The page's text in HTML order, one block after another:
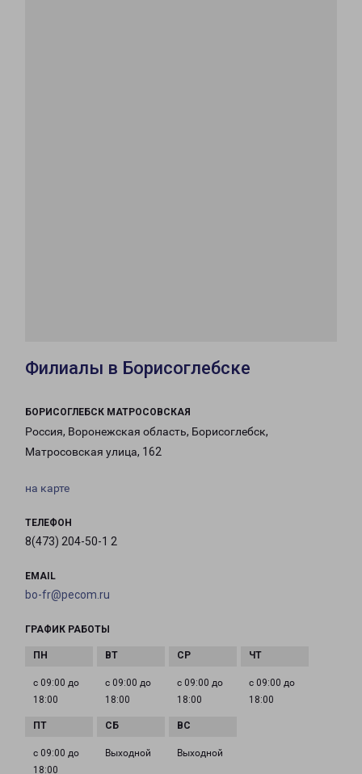
Филиалы в Борисоглебске
БОРИСОГЛЕБСК МАТРОСОВСКАЯ
Россия, Воронежская область, Борисоглебск,
Матросовская улица, 162
на карте
ТЕЛЕФОН
8(473) 204-50-1 2
EMAIL
bo-fr@pecom.ru
ГРАФИК РАБОТЫ
с 09:00 до
18:00
с 09:00 до
18:00
с 09:00 до
18:00
с 09:00 до
18:00
с 09:00 до
18:00
Выходной Выходной